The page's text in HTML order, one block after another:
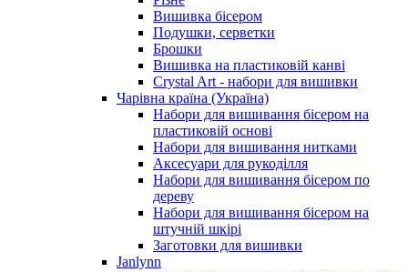
Вишивка бісером
Подушки, серветки
Брошки
Вишивка на пластиковій канві
Crystal Art - набори для вишивки
Чарівна країна (Україна)
Набори для вишивання бісером на
пластиковій основі
Набори для вишивання нитками
Аксесуари для рукоділля
Набори для вишивання бісером по
дереву
Набори для вишивання бісером на
штучній шкірі
Заготовки для вишивки
Janlynn